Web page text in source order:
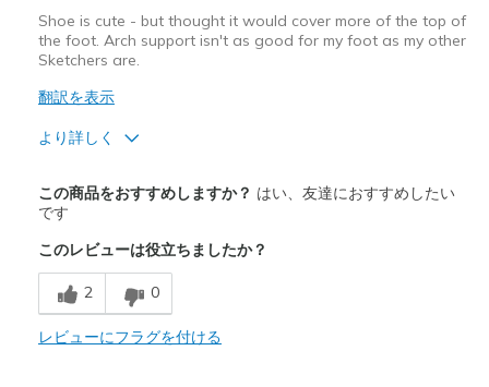
Shoe is cute - but thought it would cover more of the top of
the foot. Arch support isn't as good for my foot as my other
Sketchers are.
翻訳を表示
より詳しく
Attractive Design
Stylish
商品が期待と異なったレビュー
Doesn't have a good arch support for my foot.
この商品をおすすめしますか？ はい、友達におすすめしたい
です
このレビューは役立ちましたか？
2 0
レビューにフラグを付ける